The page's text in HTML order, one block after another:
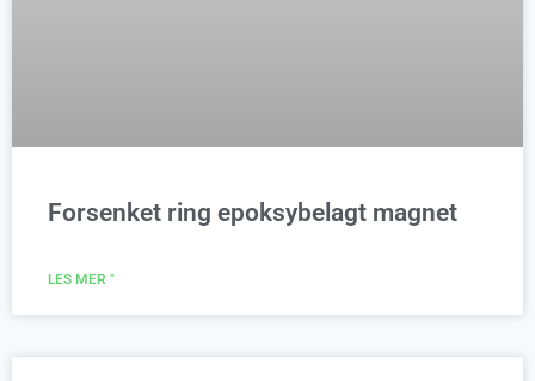
Forsenket ring epoksybelagt magnet
LES MER "